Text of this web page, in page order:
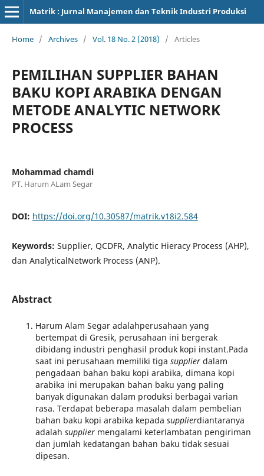
Matrik : Jurnal Manajemen dan Teknik Industri Produksi
Home / Archives / Vol. 18 No. 2 (2018) / Articles
PEMILIHAN SUPPLIER BAHAN
BAKU KOPI ARABIKA DENGAN
METODE ANALYTIC NETWORK
PROCESS
Mohammad chamdi
PT. Harum ALam Segar
DOI: https://doi.org/10.30587/matrik.v18i2.584
Keywords: Supplier, QCDFR, Analytic Hieracy Process (AHP),
dan AnalyticalNetwork Process (ANP).
Abstract
Harum Alam Segar adalahperusahaan yang
bertempat di Gresik, perusahaan ini bergerak
dibidang industri penghasil produk kopi instant.Pada
saat ini perusahaan memiliki tiga supplierdalam
pengadaan bahan baku kopi arabika, dimana kopi
arabika ini merupakan bahan baku yang paling
banyak digunakan dalam produksi berbagai varian
rasa. Terdapat beberapa masalah dalam pembelian
bahan baku kopi arabika kepada supplierdiantaranya
adalah suppliermengalami keterlambatan pengiriman
dan jumlah kedatangan bahan baku tidak sesuai
dipesan.